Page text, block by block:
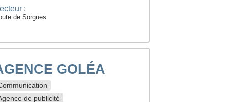
:
de Sorgues
GOLÉA
de publicité